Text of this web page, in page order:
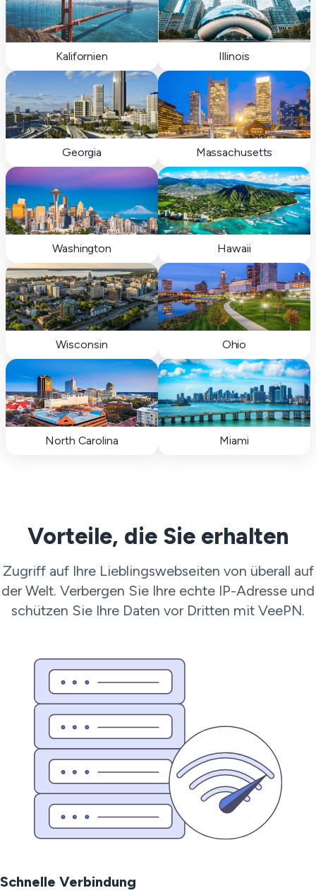
Kalifornien Illinois
Georgia Massachusetts
Washington Hawaii
Wisconsin Ohio
North Carolina Miami
Vorteile, die Sie erhalten
Zugriff auf Ihre Lieblingswebseiten von überall auf
der Welt. Verbergen Sie Ihre echte IP-Adresse und
schützen Sie Ihre Daten vor Dritten mit VeePN.
Schnelle Verbindung